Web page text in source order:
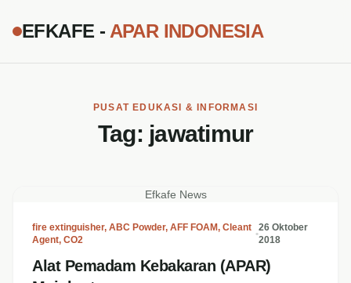
EFKAFE - APAR INDONESIA
PUSAT EDUKASI & INFORMASI
Tag: jawatimur
Efkafe News
fire extinguisher, ABC Powder, AFF FOAM, Cleant
Agent, CO2
•
26 Oktober
2018
Alat Pemadam Kebakaran (APAR)